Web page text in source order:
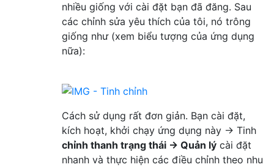
nhiều giống với cài đặt bạn đã đăng. Sau
các chỉnh sửa yêu thích của tôi, nó trông
giống như (xem biểu tượng của ứng dụng
nữa):
Cách sử dụng rất đơn giản. Bạn cài đặt,
kích hoạt, khởi chạy ứng dụng này → Tinh
chỉnh thanh trạng thái → Quản lý cài đặt
nhanh và thực hiện các điều chỉnh theo nhu